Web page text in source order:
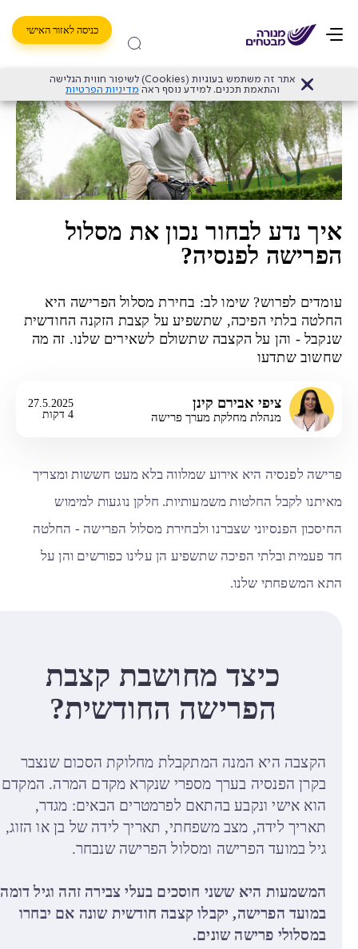
כניסה לאזור האישי
אתר זה משתמש בעוגיות (Cookies) לשיפור חווית הגלישה
והתאמת תכנים. למידע נוסף ראה מדיניות הפרטיות
פורשים בגדול עם מנורה מבטחים >
איך נדע לבחור נכון את מסלול
הפרישה לפנסיה?
עומדים לפרוש? שימו לב: בחירת מסלול הפרישה היא
החלטה בלתי הפיכה, שתשפיע על קצבת הזקנה החודשית
שנקבל - והן על הקצבה שתשולם לשאירים שלנו. זה מה
שחשוב שתדעו
ציפי אבירם קינן
מנהלת מחלקת מערך פרישה
27.5.2025
4 דקות
פרישה לפנסיה היא אירוע שמלווה בלא מעט חששות ומצריך
מאיתנו לקבל החלטות משמעותיות. חלקן נוגעות למימוש
החיסכון הפנסיוני שצברנו ולבחירת מסלול הפרישה - החלטה
חד פעמית ובלתי הפיכה שתשפיע הן עלינו כפורשים והן על
התא המשפחתי שלנו.
כיצד מחושבת קצבת
הפרישה החודשית?
הקצבה היא המנה המתקבלת מחלוקת הסכום שנצבר
בקרן הפנסיה בערך מספרי שנקרא מקדם המרה. המקדם
הוא אישי ונקבע בהתאם לפרמטרים הבאים: מגדר,
תאריך לידה, מצב משפחתי, תאריך לידה של בן או הזוג,
גיל במועד הפרישה ומסלול הפרישה שנבחר.
המשמעות היא ששני חוסכים בעלי צבירה זהה וגיל דומה
במועד הפרישה, יקבלו קצבה חודשית שונה אם יבחרו
במסלולי פרישה שונים.